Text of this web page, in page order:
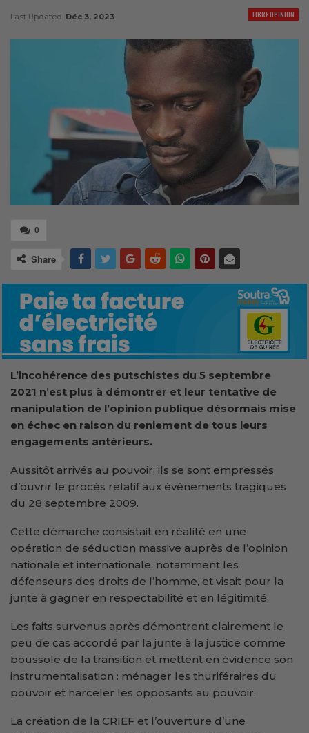
LIBRE OPINION
Last Updated Déc 3, 2023
0
Share
L’incohérence des putschistes du 5 septembre
2021 n’est plus à démontrer et leur tentative de
manipulation de l’opinion publique désormais mise
en échec en raison du reniement de tous leurs
engagements antérieurs.
Aussitôt arrivés au pouvoir, ils se sont empressés
d’ouvrir le procès relatif aux événements tragiques
du 28 septembre 2009.
Cette démarche consistait en réalité en une
opération de séduction massive auprès de l’opinion
nationale et internationale, notamment les
défenseurs des droits de l’homme, et visait pour la
junte à gagner en respectabilité et en légitimité.
Les faits survenus après démontrent clairement le
peu de cas accordé par la junte à la justice comme
boussole de la transition et mettent en évidence son
instrumentalisation : ménager les thuriféraires du
pouvoir et harceler les opposants au pouvoir.
La création de la CRIEF et l’ouverture d’une